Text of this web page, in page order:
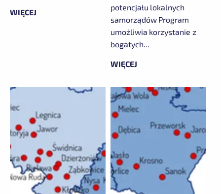
WIĘCEJ
potencjału lokalnych
samorządów Program
umożliwia korzystanie z
bogatych...
WIĘCEJ